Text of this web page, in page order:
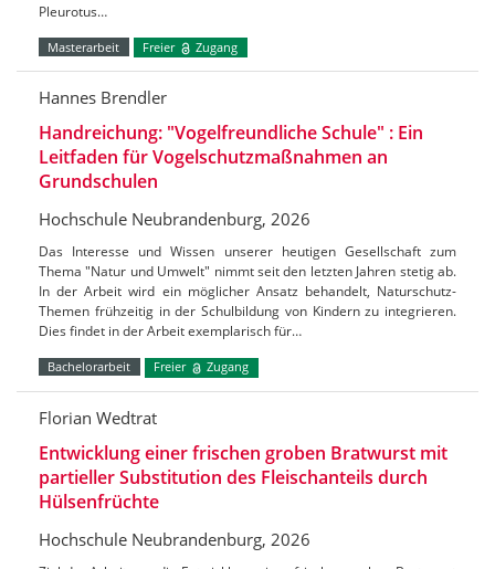
Pleurotus…
Masterarbeit Freier Zugang
Hannes Brendler
Handreichung: "Vogelfreundliche Schule" : Ein
Leitfaden für Vogelschutzmaßnahmen an
Grundschulen
Hochschule Neubrandenburg, 2026
Das Interesse und Wissen unserer heutigen Gesellschaft zum
Thema "Natur und Umwelt" nimmt seit den letzten Jahren stetig ab.
In der Arbeit wird ein möglicher Ansatz behandelt, Naturschutz-
Themen frühzeitig in der Schulbildung von Kindern zu integrieren.
Dies findet in der Arbeit exemplarisch für…
Bachelorarbeit Freier Zugang
Florian Wedtrat
Entwicklung einer frischen groben Bratwurst mit
partieller Substitution des Fleischanteils durch
Hülsenfrüchte
Hochschule Neubrandenburg, 2026